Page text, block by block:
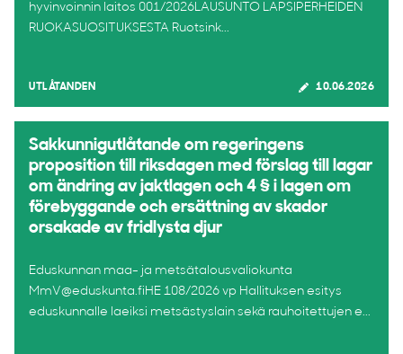
hyvinvoinnin laitos 001/2026LAUSUNTO LAPSIPERHEIDEN
RUOKASUOSITUKSESTA Ruotsink...
UTLÅTANDEN 10.06.2026
Sakkunnigutlåtande om regeringens
proposition till riksdagen med förslag till lagar
om ändring av jaktlagen och 4 § i lagen om
förebyggande och ersättning av skador
orsakade av fridlysta djur
Eduskunnan maa- ja metsätalousvaliokunta
MmV@eduskunta.fiHE 108/2026 vp Hallituksen esitys
eduskunnalle laeiksi metsästyslain sekä rauhoitettujen e...